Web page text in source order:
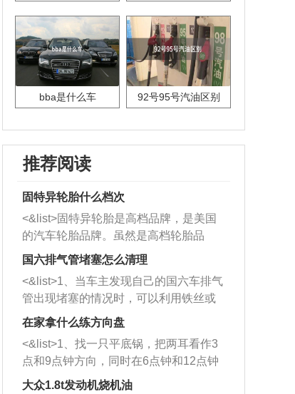
bba是什么车 92号95号汽油区别
推荐阅读
固特异轮胎什么档次
<&list>固特异轮胎是高档品牌，是美国
的汽车轮胎品牌。虽然是高档轮胎品
牌，但是中高低端的轮胎都有生产，这
也是为了更好的开拓市场。
国六排气管堵塞怎么清理
<&list>1、当车主发现自己的国六车排气
管出现堵塞的情况时，可以利用铁丝或
者是细棍，直接将杂物给取出来，如果
堵塞情况比较严重，也可以采取应急措
施。 <&list>2、直接利用木棍将所有的
杂物推到排气管里面的位置处，然后将
三元催化器拆解开，就可以将堵塞的东
在家拿什么练方向盘
<&list>1、找一只平底锅，把两耳看作3
点和9点钟方向，同时在6点钟和12点钟
方向做一个标记。 <&list>2、双手握住
大众1.8t发动机烧机油